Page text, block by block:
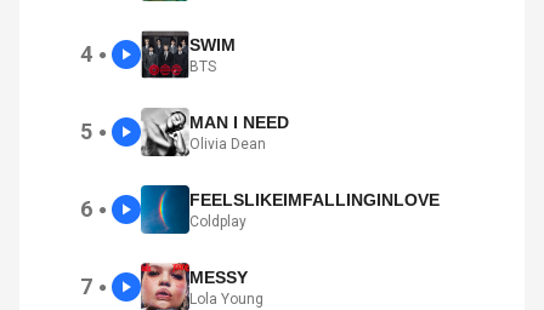
4 ● SWIM
BTS
5 ● MAN I NEED
Olivia Dean
6 ● FEELSLIKEIMFALLINGINLOVE
Coldplay
7 ● MESSY
Lola Young